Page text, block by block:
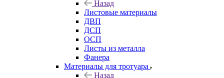
Назад
Листовые материалы
ДВП
ДСП
ОСП
Листы из металла
Фанера
Материалы для тротуара
Назад